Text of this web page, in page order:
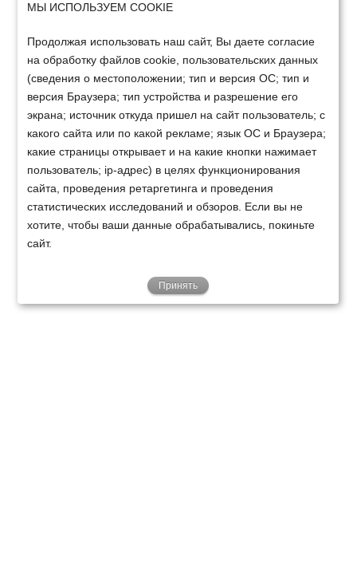
МЫ ИСПОЛЬЗУЕМ COOKIE
Продолжая использовать наш сайт, Вы даете согласие
на обработку файлов cookie, пользовательских данных
(сведения о местоположении; тип и версия ОС; тип и
версия Браузера; тип устройства и разрешение его
экрана; источник откуда пришел на сайт пользователь; с
какого сайта или по какой рекламе; язык ОС и Браузера;
какие страницы открывает и на какие кнопки нажимает
пользователь; ip-адрес) в целях функционирования
сайта, проведения ретаргетинга и проведения
статистических исследований и обзоров. Если вы не
хотите, чтобы ваши данные обрабатывались, покиньте
сайт.
Принять